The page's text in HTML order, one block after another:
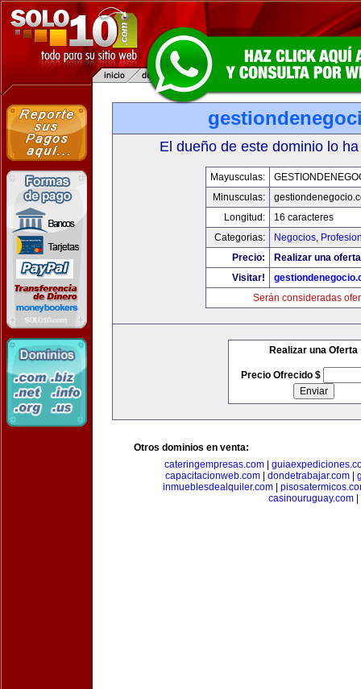
El dueño de este dominio lo
Mayusculas:
Minusculas:
Longitud:
16 caracteres
Categorias:
Negocios,
Precio:
Realizar una
Visitar!
Serán consideradas
Realizar una Oferta
Precio Ofrecido $
Otros dominios en venta:
cateringempresas.com|
capacitacionweb.com
dondetrabajar.com
inmueblesdealquiler.com|
casinouruguay.com